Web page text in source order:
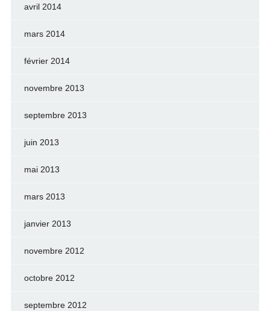
avril 2014
mars 2014
février 2014
novembre 2013
septembre 2013
juin 2013
mai 2013
mars 2013
janvier 2013
novembre 2012
octobre 2012
septembre 2012